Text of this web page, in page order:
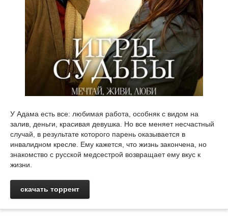
У Адама есть все: любимая работа, особняк с видом на
залив, деньги, красивая девушка. Но все меняет несчастный
случай, в результате которого парень оказывается в
инвалидном кресле. Ему кажется, что жизнь закончена, но
знакомство с русской медсестрой возвращает ему вкус к
жизни.
скачать торрент